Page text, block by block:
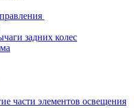
задних колес
части элементов освещения